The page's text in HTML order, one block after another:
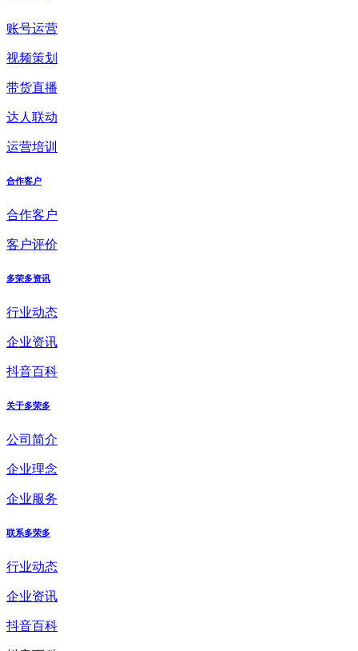
账号运营
视频策划
带货直播
达人联动
运营培训
合作客户
合作客户
客户评价
多荣多资讯
行业动态
企业资讯
抖音百科
关于多荣多
公司简介
企业理念
企业服务
联系多荣多
行业动态
企业资讯
抖音百科